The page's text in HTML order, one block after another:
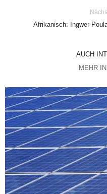
Afrikanisch: Ingwer-
AUCH
MEHR